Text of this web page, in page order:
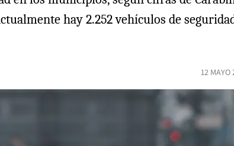
hay 2.252 vehículos de
12 MAYO